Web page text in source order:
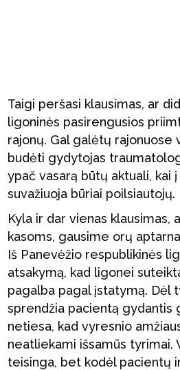
Taigi peršasi klausimas, ar
ligoninės pasirengusios
rajonų. Gal galėtų rajonuose
budėti gydytojas
ypač vasarą būtų aktuali, kai
suvažiuoja būriai poilsiautojų.
Kyla ir dar vienas klausimas,
kasoms, gausime orų
Iš Panevėžio respublikinės
atsakymą, kad ligonei
pagalba pagal įstatymą. Dėl
sprendžia pacientą gydantis
netiesa, kad vyresnio
neatliekami išsamūs tyrimai.
teisinga, bet kodėl pacientų